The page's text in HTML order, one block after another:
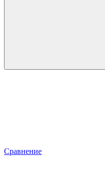
Сравнение